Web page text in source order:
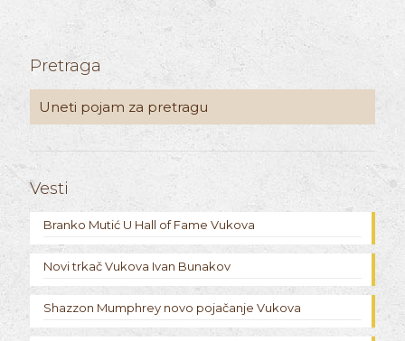
Pretraga
Vesti
Branko Mutić U Hall of Fame Vukova
Novi trkač Vukova Ivan Bunakov
Shazzon Mumphrey novo pojačanje Vukova